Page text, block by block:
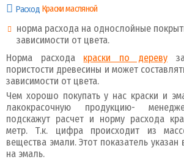
Расход Краски масляной
норма расхода на однослойные
зависимости от цвета.
Норма расхода краски по дереву
пористости древесины и может
зависимости от цвета.
Чем хорошо покупать у нас краски и
лакокрасочную продукцию-
подскажут расчет и норму расхода
метр. Т.к. цифра происходит из
вещества эмали. Этот показатель указан
на эмаль.